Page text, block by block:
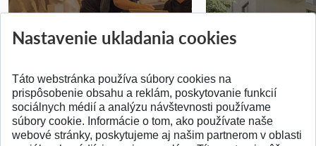
Pridané 14.07.2026 Pridané 03.07.2026
SPÄŤ NA VRCH
Nastavenie ukladania cookies
Táto webstránka používa súbory cookies na
prispôsobenie obsahu a reklám, poskytovanie funkcií
sociálnych médií a analýzu návštevnosti používame
súbory cookie. Informácie o tom, ako používate naše
webové stránky, poskytujeme aj našim partnerom v oblasti